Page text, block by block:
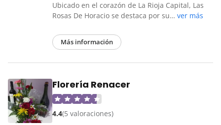
Ubicado en el corazón de La Rioja Capital, Las
Rosas De Horacio se destaca por su… ver más
Más información
Florería Renacer
4.4(5 valoraciones)